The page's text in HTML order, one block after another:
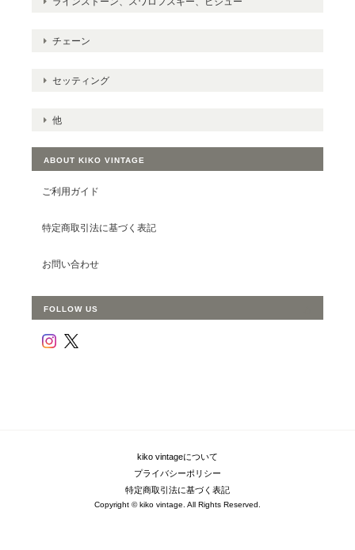
チェーン
セッティング
他
ABOUT KIKO VINTAGE
ご利用ガイド
特定商取引法に基づく表記
お問い合わせ
FOLLOW US
kiko vintageについて
プライバシーポリシー
特定商取引法に基づく表記
Copyright © kiko vintage. All Rights Reserved.